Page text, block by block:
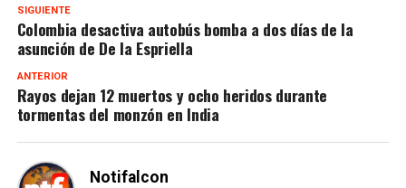
SIGUIENTE
Colombia desactiva autobús bomba a dos días de la
asunción de De la Espriella
ANTERIOR
Rayos dejan 12 muertos y ocho heridos durante
tormentas del monzón en India
Notifalcon